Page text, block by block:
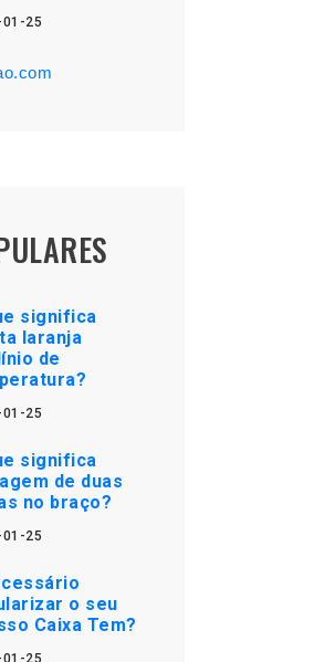
25
significa
laranja
de
25
significa
de duas
no braço?
25
o seu
Caixa Tem?
25